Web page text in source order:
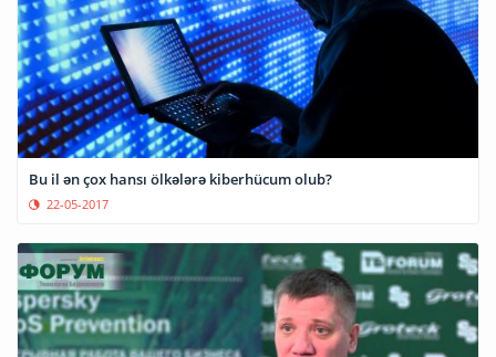
Bu il ən çox hansı ölkələrə kiberhücum olub?
22-05-2017